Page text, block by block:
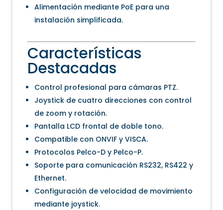
Alimentación mediante PoE para una
instalación simplificada.
Características
Destacadas
Control profesional para cámaras PTZ.
Joystick de cuatro direcciones con control
de zoom y rotación.
Pantalla LCD frontal de doble tono.
Compatible con ONVIF y VISCA.
Protocolos Pelco-D y Pelco-P.
Soporte para comunicación RS232, RS422 y
Ethernet.
Configuración de velocidad de movimiento
mediante joystick.